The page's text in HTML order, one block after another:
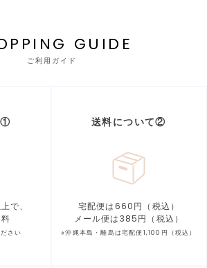
GUIDE
ご利用ガイド
①
で、
さい
送料について②
宅配便は660円（税込）
メール便は385円（税込）
※沖縄本島・離島は宅配便1,100円（税込）